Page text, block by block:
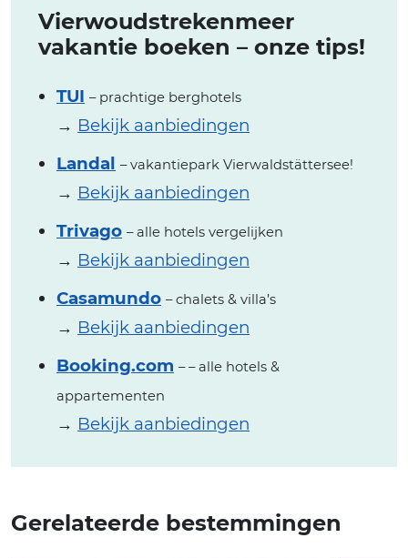
Vierwoudstrekenmeer
vakantie boeken – onze tips!
TUI – prachtige berghotels
→ Bekijk aanbiedingen
Landal – vakantiepark Vierwaldstättersee!
→ Bekijk aanbiedingen
Trivago – alle hotels vergelijken
→ Bekijk aanbiedingen
Casamundo – chalets & villa’s
→ Bekijk aanbiedingen
Booking.com – – alle hotels &
appartementen
→ Bekijk aanbiedingen
Gerelateerde bestemmingen